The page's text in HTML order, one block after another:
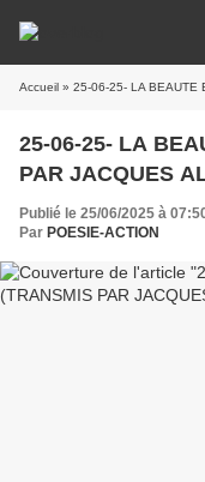
Accueil » 25-06-25- LA BEAUTE
25-06-25- LA
PAR JACQUES
Publié le 25/06/2025 à
Par POESIE-ACTION